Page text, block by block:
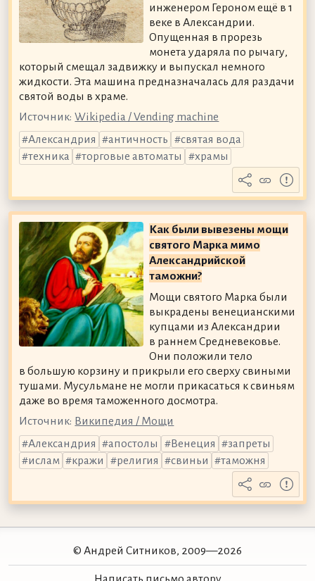
инженером Героном ещё в 1
веке в Александрии.
Опущенная в прорезь
монета ударяла по рычагу,
который смещал задвижку и выпускал немного
жидкости. Эта машина предназначалась для раздачи
святой воды в храме.
Источник: Wikipedia / Vending machine
Александрия
античность
святая вода
техника
торговые автоматы храмы
Как были вывезены мощи
святого Марка мимо
Александрийской
таможни?
Мощи святого Марка были
выкрадены венецианскими
купцами из Александрии
в раннем Средневековье.
Они положили тело
в большую корзину и прикрыли его сверху свиными
тушами. Мусульмане не могли прикасаться к свиньям
даже во время таможенного досмотра.
Источник: Википедия / Мощи
Александрия
апостолы Венеция
запреты
ислам
кражи религия свиньи таможня
© Андрей Ситников, 2009—2026